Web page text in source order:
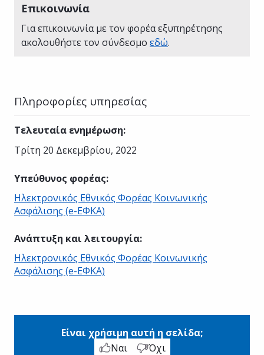
Επικοινωνία
Για επικοινωνία με τον φορέα εξυπηρέτησης
ακολουθήστε τον σύνδεσμο εδώ.
Πληροφορίες υπηρεσίας
Τελευταία ενημέρωση:
Τρίτη 20 Δεκεμβρίου, 2022
Υπεύθυνος φορέας:
Ηλεκτρονικός Εθνικός Φορέας Κοινωνικής
Ασφάλισης (e-ΕΦΚΑ)
Ανάπτυξη και λειτουργία:
Ηλεκτρονικός Εθνικός Φορέας Κοινωνικής
Ασφάλισης (e-ΕΦΚΑ)
Είναι χρήσιμη αυτή η σελίδα;
Ναι
Όχι